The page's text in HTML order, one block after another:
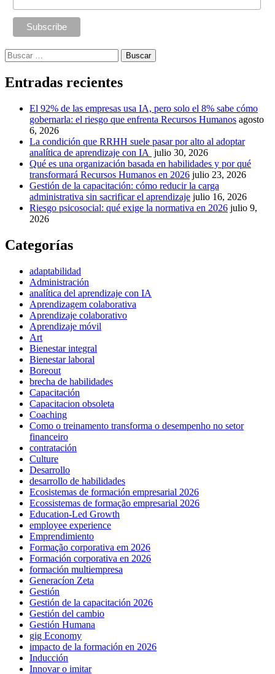
Buscar:
Entradas recientes
El 92% de las empresas usa IA, pero solo el 8% sabe cómo
gobernarla: el riesgo que enfrenta Recursos Humanos agosto
6, 2026
La condición que RRHH suele pasar por alto al adoptar
analítica de aprendizaje con IA julio 30, 2026
Qué es una organización basada en habilidades y por qué
transformará Recursos Humanos en 2026 julio 23, 2026
Gestión de la capacitación: cómo reducir la carga
administrativa sin sacrificar el aprendizaje julio 16, 2026
Riesgo psicosocial: qué exige la normativa en 2026 julio 9,
2026
Categorías
adaptabilidad
Administración
analítica del aprendizaje con IA
Aprendizagem colaborativa
Aprendizaje colaborativo
Aprendizaje móvil
Art
Bienestar integral
Bienestar laboral
Boreout
brecha de habilidades
Capacitación
Capacitacion obsoleta
Coaching
Como o treinamento transforma o desempenho no setor
financeiro
contratación
Culture
Desarrollo
desarrollo de habilidades
Ecosistemas de formación empresarial 2026
Ecossistemas de formação empresarial 2026
Education-Led Growth
employee experience
Emprendimiento
Formação corporativa em 2026
Formación corporativa en 2026
formación multiempresa
Generacíon Zeta
Gestión
Gestión de la capacitación 2026
Gestión del cambio
Gestión Humana
gig Economy
impacto de la formación en 2026
Inducción
Innovar o imitar